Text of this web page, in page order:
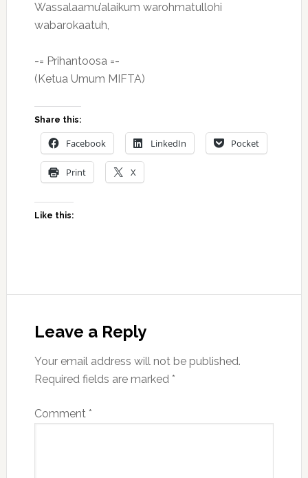
Wassalaamu’alaikum warohmatullohi
wabarokaatuh,
-= Prihantoosa =-
(Ketua Umum MIFTA)
Share this:
Facebook LinkedIn Pocket
Print X
Like this:
Leave a Reply
Your email address will not be published.
Required fields are marked *
Comment *